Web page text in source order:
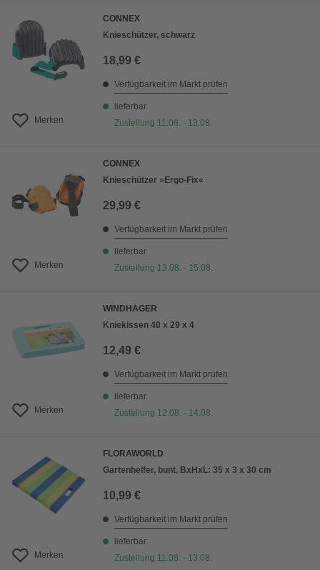
Merken
CONNEX
Knieschützer, schwarz
18,99 €
Verfügbarkeit im Markt prüfen
lieferbar
Zustellung 11.08. - 13.08.
Merken
CONNEX
Knieschützer »Ergo-Fix«
29,99 €
Verfügbarkeit im Markt prüfen
lieferbar
Zustellung 13.08. - 15.08.
Merken
WINDHAGER
Kniekissen 40 x 29 x 4
12,49 €
Verfügbarkeit im Markt prüfen
lieferbar
Zustellung 12.08. - 14.08.
Merken
FLORAWORLD
Gartenhelfer, bunt, BxHxL: 35 x 3 x 30 cm
10,99 €
Verfügbarkeit im Markt prüfen
lieferbar
Zustellung 11.08. - 13.08.